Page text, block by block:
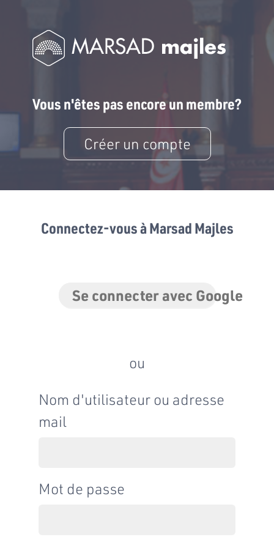
Vous n'êtes pas encore un membre?
Créer un compte
Connectez-vous à Marsad Majles
Se connecter avec Google
ou
Nom d'utilisateur ou adresse
mail
Mot de passe